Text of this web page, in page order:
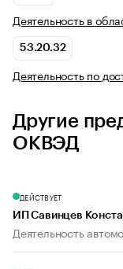
Деятельность в
53.20.32
Деятельность по
Другие
ОКВЭД
ДЕЙСТВУЕТ
ИП Савинцев
Деятельность